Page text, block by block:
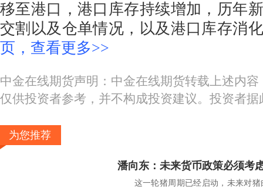
移至港口，港口库存持续增加，历年
交割以及仓单情况，以及港口库存消
页，查看更多>>
中金在线期货声明：中金在线期货转载上述内
仅供投资者参考，并不构成投资建议。投资者
为您推荐
这一轮猪周期已经启动，未来对猪